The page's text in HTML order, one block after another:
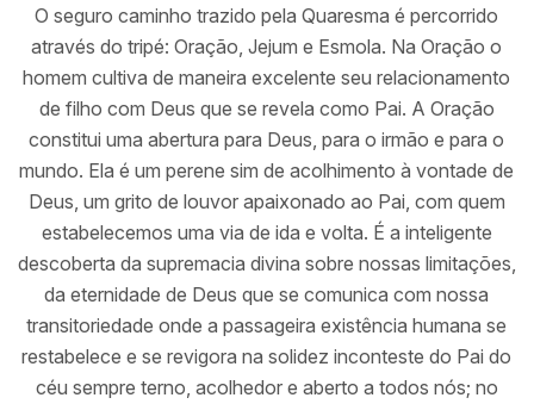
O seguro caminho trazido pela Quaresma é percorrido
através do tripé: Oração, Jejum e Esmola. Na Oração o
homem cultiva de maneira excelente seu relacionamento
de filho com Deus que se revela como Pai. A Oração
constitui uma abertura para Deus, para o irmão e para o
mundo. Ela é um perene sim de acolhimento à vontade de
Deus, um grito de louvor apaixonado ao Pai, com quem
estabelecemos uma via de ida e volta. É a inteligente
descoberta da supremacia divina sobre nossas limitações,
da eternidade de Deus que se comunica com nossa
transitoriedade onde a passageira existência humana se
restabelece e se revigora na solidez inconteste do Pai do
céu sempre terno, acolhedor e aberto a todos nós; no